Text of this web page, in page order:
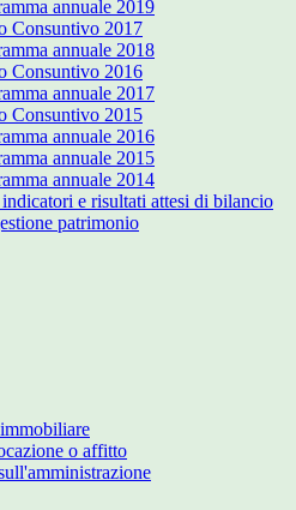
annuale 2019
Consuntivo 2017
annuale 2018
Consuntivo 2016
annuale 2017
Consuntivo 2015
annuale 2016
annuale 2015
annuale 2014
e risultati attesi di bilancio
patrimonio
o affitto